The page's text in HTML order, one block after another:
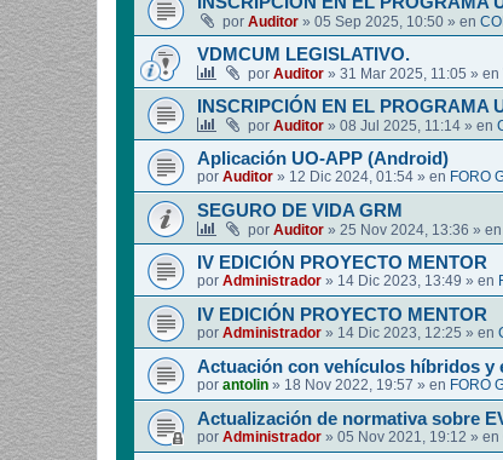
por Auditor » 05 Sep 2025, 10:50 » en
VDMCUM LEGISLATIVO.
por Auditor » 31 Mar 2025, 11:05 » en
INSCRIPCIÓN EN EL PROGRAMA
por Auditor » 08 Jul 2025, 11:14 » en
Aplicación UO-APP (Android)
por Auditor » 12 Dic 2024, 01:54 » en FORO
SEGURO DE VIDA GRM
por Auditor » 25 Nov 2024, 13:36 » en
IV EDICIÓN PROYECTO MENTOR
por Administrador » 14 Dic 2023, 13:49 » en
IV EDICIÓN PROYECTO MENTOR
por Administrador » 14 Dic 2023, 12:25 » en
Actuación con vehículos híbridos y
por antolin » 18 Nov 2022, 19:57 » en FORO
Actualización de normativa sobre
por Administrador » 05 Nov 2021, 19:12 » en